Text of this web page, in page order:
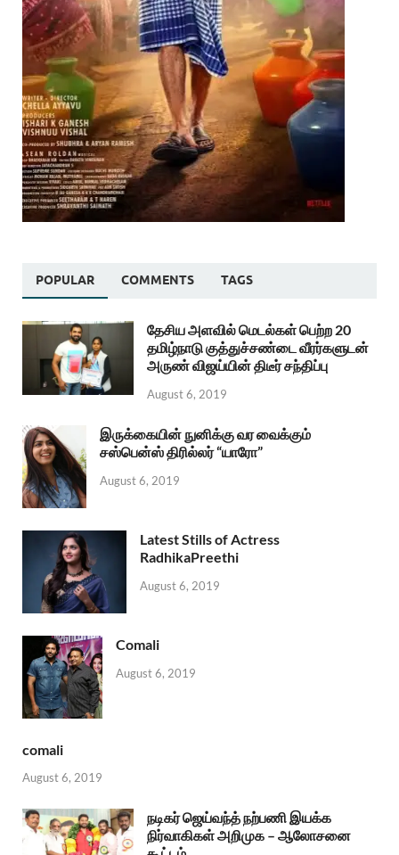
POPULAR COMMENTS TAGS
தேசிய அளவில் மெடல்கள் பெற்ற 20
தமிழ்நாடு குத்துச்சண்டை வீரர்களுடன்
அருண் விஜய்யின் திடீர் சந்திப்பு
August 6, 2019
இருக்கையின் நுனிக்கு வர வைக்கும்
சஸ்பென்ஸ் திரில்லர் “யாரோ”
August 6, 2019
Latest Stills of Actress
RadhikaPreethi
August 6, 2019
Comali
August 6, 2019
comali
August 6, 2019
நடிகர் ஜெய்வந்த் நற்பணி இயக்க
நிர்வாகிகள் அறிமுக – ஆலோசனை